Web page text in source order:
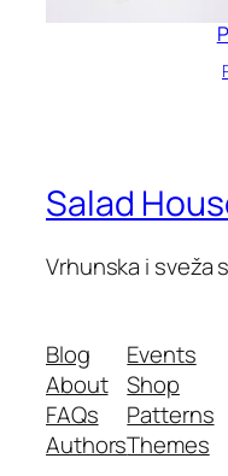
Salad
Vrhunska i sveža
Blog
About
FAQs
Authors
Events
Shop
Patterns
Themes